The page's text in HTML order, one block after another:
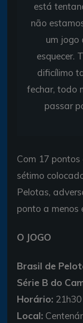
está
não
um jogo
esquecer.
dificílimo
fechar, todo
passar
Com 17
sétimo
Pelotas,
ponto a menos
O JOGO
Brasil de
Série B do
Horário:
Local: